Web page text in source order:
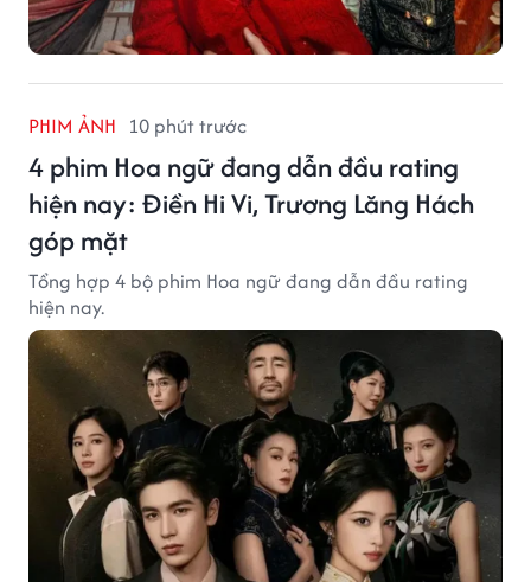
PHIM ẢNH 10 phút trước
4 phim Hoa ngữ đang dẫn đầu rating
hiện nay: Điền Hi Vi, Trương Lăng Hách
góp mặt
Tổng hợp 4 bộ phim Hoa ngữ đang dẫn đầu rating
hiện nay.